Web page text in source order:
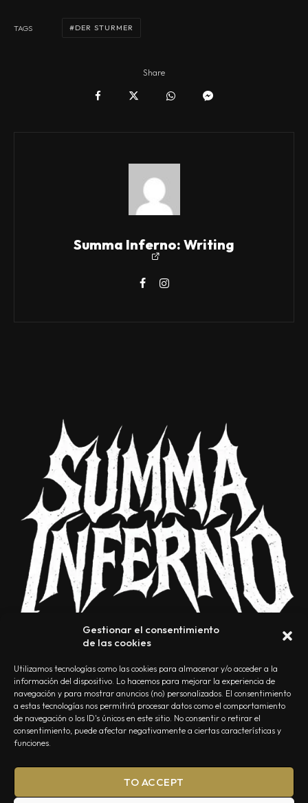
Gestionar el consentimiento
de las cookies
Utilizamos tecnologías como las cookies para almacenar y/o acceder a la
información del dispositivo. Lo hacemos para mejorar la experiencia de
navegación y para mostrar anuncios (no) personalizados. El consentimiento
a estas tecnologías nos permitirá procesar datos como el comportamiento
de navegación o los ID's únicos en este sitio. No consentir o retirar el
consentimiento, puede afectar negativamente a ciertas características y
funciones.
TO ACCEPT
TAGS DER STURMER
Share
Summa Inferno: Writing
NOSOTROS CONTACTO EDITORIAL POLÍTICA DE PRIVACIDAD